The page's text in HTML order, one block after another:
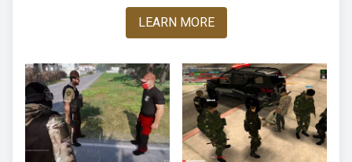
LEARN MORE